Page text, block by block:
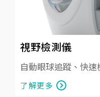
視野檢測儀
自動眼球追蹤、快
了解更多